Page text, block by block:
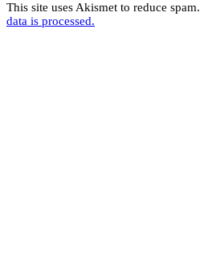
This site uses Akismet to reduce spam.
data is processed.